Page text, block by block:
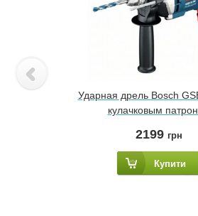
Ударная дрель Bosch
кулачковым
2199 грн
Купити